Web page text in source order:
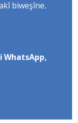
biweşîne.
WhatsApp,